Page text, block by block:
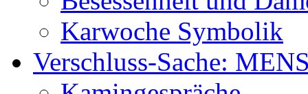
Karwoche Symbolik
Verschluss-Sache: